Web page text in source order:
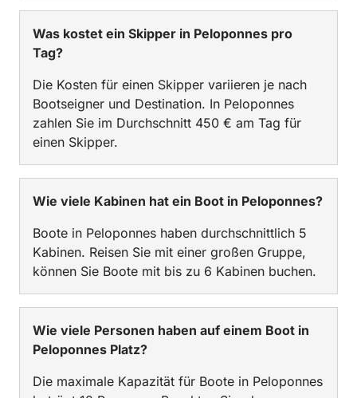
Was kostet ein Skipper in Peloponnes pro
Tag?
Die Kosten für einen Skipper variieren je nach
Bootseigner und Destination. In Peloponnes
zahlen Sie im Durchschnitt 450 € am Tag für
einen Skipper.
Wie viele Kabinen hat ein Boot in Peloponnes?
Boote in Peloponnes haben durchschnittlich 5
Kabinen. Reisen Sie mit einer großen Gruppe,
können Sie Boote mit bis zu 6 Kabinen buchen.
Wie viele Personen haben auf einem Boot in
Peloponnes Platz?
Die maximale Kapazität für Boote in Peloponnes